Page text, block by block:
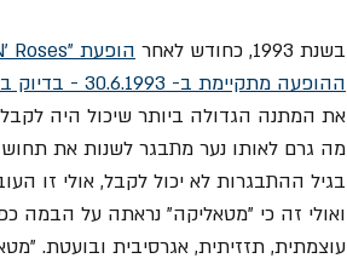
בשנת 1993, כחודש לאחר הופעת "Guns N' Roses" בארץ (22.5.1993)
ההופעה מתקיימת ב- 30.6.1993 - בדיוק ביום הולדתו
את המתנה הגדולה ביותר שיכול היה
מה גרם לאותו נער מתבגר לשנות את
בגיל ההתבגרות לא יכול לקבל, אולי זו
עוצמתית, תזזיתית, אגרסיבית ובועטת.